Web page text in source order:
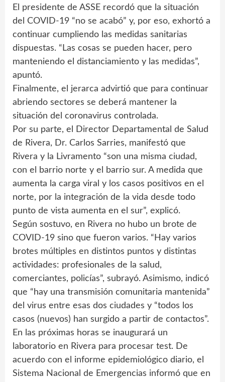
El presidente de ASSE recordó que la situación
del COVID-19 “no se acabó” y, por eso, exhortó a
continuar cumpliendo las medidas sanitarias
dispuestas. “Las cosas se pueden hacer, pero
manteniendo el distanciamiento y las medidas”,
apuntó.
Finalmente, el jerarca advirtió que para continuar
abriendo sectores se deberá mantener la
situación del coronavirus controlada.
Por su parte, el Director Departamental de Salud
de Rivera, Dr. Carlos Sarries, manifestó que
Rivera y la Livramento “son una misma ciudad,
con el barrio norte y el barrio sur. A medida que
aumenta la carga viral y los casos positivos en el
norte, por la integración de la vida desde todo
punto de vista aumenta en el sur”, explicó.
Según sostuvo, en Rivera no hubo un brote de
COVID-19 sino que fueron varios. “Hay varios
brotes múltiples en distintos puntos y distintas
actividades: profesionales de la salud,
comerciantes, policías”, subrayó. Asimismo, indicó
que “hay una transmisión comunitaria mantenida”
del virus entre esas dos ciudades y “todos los
casos (nuevos) han surgido a partir de contactos”.
En las próximas horas se inaugurará un
laboratorio en Rivera para procesar test. De
acuerdo con el informe epidemiológico diario, el
Sistema Nacional de Emergencias informó que en